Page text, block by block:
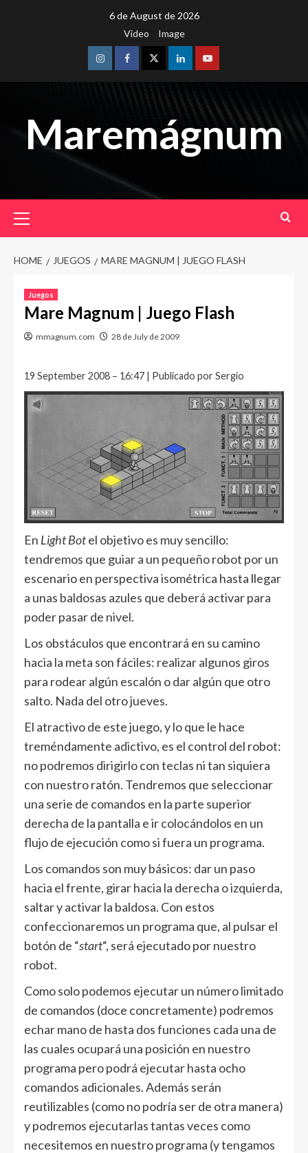
6 de August de 2026
Video
Image
InstagramFacebookTwitterLinkedinYoutube
Maremágnum
Menu
HOME JUEGOS MARE MAGNUM | JUEGO FLASH
Juegos
Mare Magnum | Juego Flash
mmagnum.com 28 de July de 2009
19 September 2008 – 16:47 | Publicado por Sergio
En Light Botel objetivo es muy sencillo:
tendremos que guiar a un pequeño robot por un
escenario en perspectiva isométrica hasta llegar
a unas baldosas azules que deberá activar para
poder pasar de nivel.
Los obstáculos que encontrará en su camino
hacia la meta son fáciles: realizar algunos giros
para rodear algún escalón o dar algún que otro
salto. Nada del otro jueves.
El atractivo de este juego, y lo que le hace
treméndamente adictivo, es el control del robot:
no podremos dirigirlo con teclas ni tan siquiera
con nuestro ratón. Tendremos que seleccionar
una serie de comandos en la parte superior
derecha de la pantalla e ir colocándolos en un
flujo de ejecución como si fuera un programa.
Los comandos son muy básicos: dar un paso
hacia el frente, girar hacia la derecha o izquierda,
saltar y activar la baldosa. Con estos
confeccionaremos un programa que, al pulsar el
botón de “start“, será ejecutado por nuestro
robot.
Como solo podemos ejecutar un número limitado
de comandos (doce concretamente) podremos
echar mano de hasta dos funciones cada una de
las cuales ocupará una posición en nuestro
programa pero podrá ejecutar hasta ocho
comandos adicionales. Además serán
reutilizables (como no podría ser de otra manera)
y podremos ejecutarlas tantas veces como
necesitemos en nuestro programa (y tengamos